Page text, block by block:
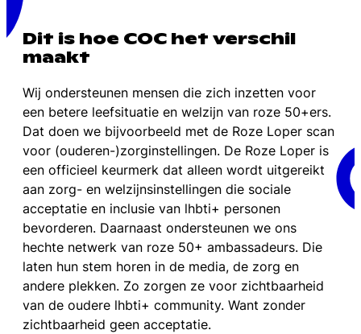
Dit is hoe COC het verschil
maakt
Wij ondersteunen mensen die zich inzetten voor
een betere leefsituatie en welzijn van roze 50+ers.
Dat doen we bijvoorbeeld met de Roze Loper scan
voor (ouderen-)zorginstellingen. De Roze Loper is
een officieel keurmerk dat alleen wordt uitgereikt
aan zorg- en welzijnsinstellingen die sociale
acceptatie en inclusie van lhbti+ personen
bevorderen. Daarnaast ondersteunen we ons
hechte netwerk van roze 50+ ambassadeurs. Die
laten hun stem horen in de media, de zorg en
andere plekken. Zo zorgen ze voor zichtbaarheid
van de oudere lhbti+ community. Want zonder
zichtbaarheid geen acceptatie.